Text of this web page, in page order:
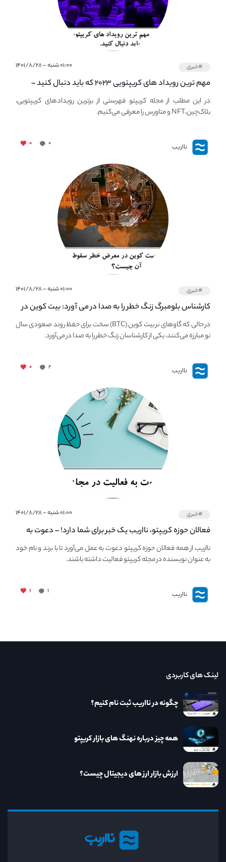
#خبری ۰۱:۰۰ شنبه - ۱۴۰۱/۸/۲۸
مهم ترین رویداد های کریپتویی ۲۰۲۳ که باید دنبال کنید –
معرفی بهترین رویداد های جهانی
در این مطلب از مجله کریپتو فهرستی از برترین رویدادهای کریپتویی،
بلاک‌چین،NFT و متاورس را معرفی می‌کنیم.
نااریب ۰ ۰
#خبری ۰۱:۰۰ شنبه - ۱۴۰۱/۸/۲۸
کارشناس بلومبرگ زنگ خطر را به صدا در می آورد: بیت کوین در
معرض خطر سقوط بزرگ است - دلیل آن چیست؟در حالی که گاوهای نر بیت کوین (BTC) سخت برای حفظ روند صعودی سال
نو مبارزه می‌کنند، یکی از کارشناسان زنگ خطر را به صدا در می‌آورد.
نااریب ۲ ۰
#خبری ۰۱:۰۰ شنبه - ۱۴۰۱/۸/۲۸
فعالان حوزه کریپتو، نااریب یک خبر برای شما دارد! – دعوت به
فعالیت در مجله کریپتو
نااریب از همه فعالان حوزه کریپتو دعوت به عمل می‌آورد تا با برند و نام خود
به عنوان نویسنده در مجله کریپتو فعالیت داشته باشند.
نااریب ۱ ۱
نااریب
لینک های کاربردی
چگونه در نااریب ثبت نام کنیم؟
همه چیز درباره نهنگ های بازار کریپتو
ارزش بازار ارز های دیجیتال چیست؟